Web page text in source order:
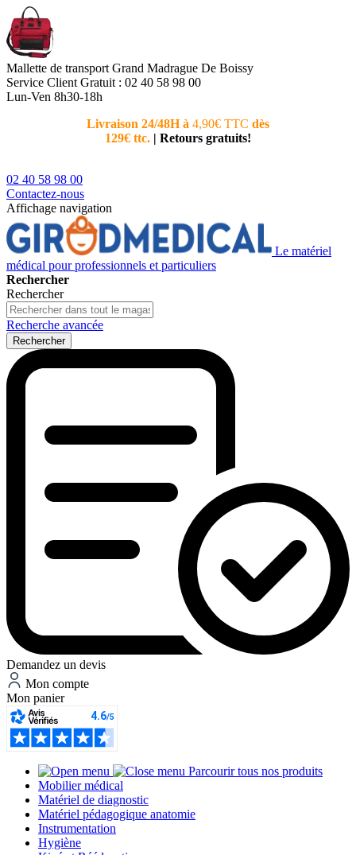
Mallette de transport Grand Madrague De Boissy
Service Client Gratuit : 02 40 58 98 00
Lun-Ven 8h30-18h
Livraison 24/48H à 4,90€ TTC dès
129€ ttc. | Retours gratuits!
02 40 58 98 00
Contactez-nous
Affichage navigation
Le matériel
médical pour professionnels et particuliers
Rechercher
Rechercher
Recherche avancée
Rechercher
Demandez un devis
Mon compte
Mon panier
Parcourir tous nos produits
Mobilier médical
Matériel de diagnostic
Matériel pédagogique anatomie
Instrumentation
Hygiène